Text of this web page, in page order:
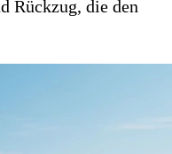
Rückzug, die den